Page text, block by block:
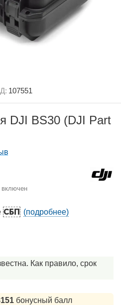
107551
DJI BS30 (DJI Part
СБП (подробнее)
Как правило, срок
бонусный балл